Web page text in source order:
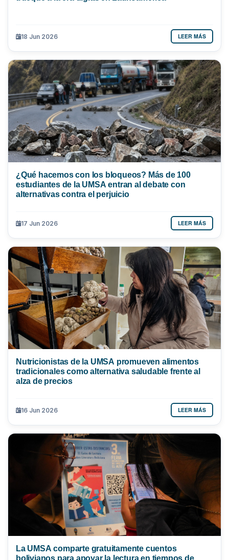
18 Jun 2026 LEER MÁS
¿Qué hacemos con los bloqueos? Más de 100
estudiantes de la UMSA entran al debate con
alternativas contra el perjuicio
17 Jun 2026 LEER MÁS
Nutricionistas de la UMSA promueven alimentos
tradicionales como alternativa saludable frente al
alza de precios
16 Jun 2026 LEER MÁS
La UMSA comparte gratuitamente cuentos